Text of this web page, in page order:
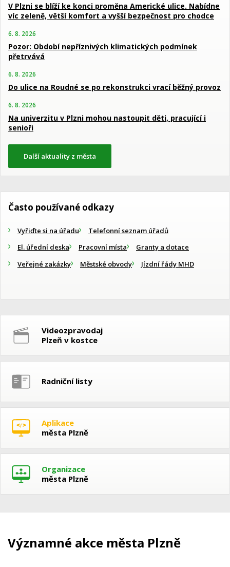
V Plzni se blíží ke konci proměna Americké ulice. Nabídne
víc zeleně, větší komfort a vyšší bezpečnost pro chodce
6. 8. 2026
Pozor: Období nepříznivých klimatických podmínek
přetrvává
6. 8. 2026
Do ulice na Roudné se po rekonstrukci vrací běžný provoz
6. 8. 2026
Na univerzitu v Plzni mohou nastoupit děti, pracující i
senioři
Další aktuality z města
Často používané odkazy
Vyřiďte si na úřadu
Telefonní seznam úřadů
El. úřední deska
Pracovní místa
Granty a dotace
Veřejné zakázky
Městské obvody Jízdní řády MHD
Videozpravodaj
Plzeň v kostce
Radniční listy
Aplikace
města Plzně
Organizace
města Plzně
Významné akce města Plzně